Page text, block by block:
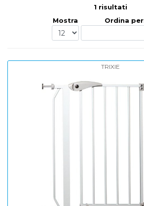
1 risultati
Mostra
Ordina
TRIXIE